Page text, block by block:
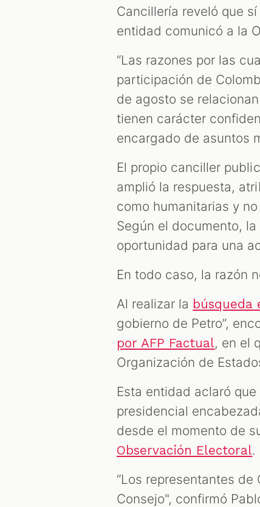
Cancillería reveló que
entidad comunicó a la
“Las razones por las
participación de
de agosto se
tienen carácter
encargado de asuntos
El propio canciller
amplió la respuesta,
como humanitarias y
Según el documento,
oportunidad para una
En todo caso, la razón
Al realizar la búsqueda
gobierno de Petro”,
por AFP Factual, en el
Organización de
Esta entidad aclaró
presidencial
desde el momento de
Observación Electoral.
“Los representantes
Consejo", confirmó